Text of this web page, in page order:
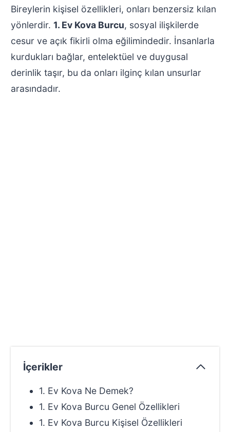
Bireylerin kişisel özellikleri, onları benzersiz kılan
yönlerdir. 1. Ev Kova Burcu, sosyal ilişkilerde
cesur ve açık fikirli olma eğilimindedir. İnsanlarla
kurdukları bağlar, entelektüel ve duygusal
derinlik taşır, bu da onları ilginç kılan unsurlar
arasındadır.
İçerikler
1. Ev Kova Ne Demek?
1. Ev Kova Burcu Genel Özellikleri
1. Ev Kova Burcu Kişisel Özellikleri